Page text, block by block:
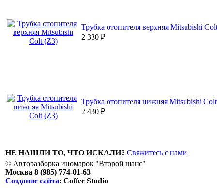
Трубка отопителя верхняя Mitsubishi
2 330 ₽
Трубка отопителя нижняя Mitsubishi
2 430 ₽
НЕ НАШЛИ ТО, ЧТО ИСКАЛИ? Свяжитесь с нами
© Авторазборка иномарок "Второй шанс"
Москва 8 (985) 774-01-63
Создание сайта: Coffee Studio